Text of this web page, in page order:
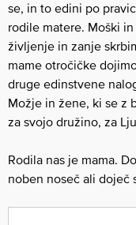
se, in to edini po
rodile matere. Moški
življenje in zanje
mame otročičke
druge edinstvene
Možje in žene, ki se z
za svojo družino, za
Rodila nas je mama.
noben noseč ali doječ